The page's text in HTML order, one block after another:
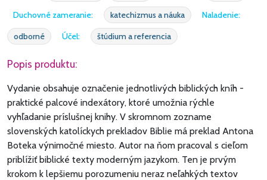
Duchovné zameranie:
katechizmus a náuka
Naladenie:
odborné
Účel: štúdium a referencia
Popis produktu:
Vydanie obsahuje označenie jednotlivých biblických kníh -
praktické palcové indexátory, ktoré umožnia rýchle
vyhľadanie príslušnej knihy. V skromnom zozname
slovenských katolíckych prekladov Biblie má preklad Antona
Boteka výnimočné miesto. Autor na ňom pracoval s cieľom
priblížiť biblické texty moderným jazykom. Ten je prvým
krokom k lepšiemu porozumeniu neraz neľahkých textov